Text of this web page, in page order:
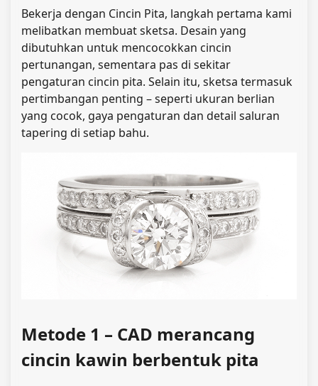
Bekerja dengan Cincin Pita, langkah pertama kami
melibatkan membuat sketsa. Desain yang
dibutuhkan untuk mencocokkan cincin
pertunangan, sementara pas di sekitar
pengaturan cincin pita. Selain itu, sketsa termasuk
pertimbangan penting – seperti ukuran berlian
yang cocok, gaya pengaturan dan detail saluran
tapering di setiap bahu.
Metode 1 – CAD merancang
cincin kawin berbentuk pita